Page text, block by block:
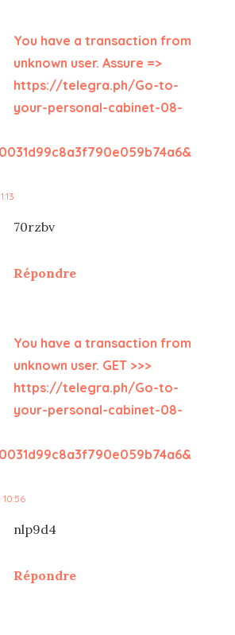
You have a transaction from
unknown user. Assure =>
https://telegra.ph/Go-to-
your-personal-cabinet-08-
70rzbv
Répondre
You have a transaction from
unknown user. GET >>>
https://telegra.ph/Go-to-
your-personal-cabinet-08-
nlp9d4
Répondre